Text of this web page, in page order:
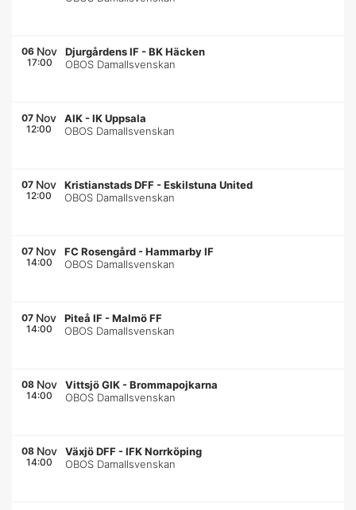
06 Nov
17:00
Djurgårdens IF -BK Häcken
OBOS Damallsvenskan
07 Nov
12:00
AIK -IK Uppsala
OBOS Damallsvenskan
07 Nov
12:00
Kristianstads DFF -Eskilstuna United
OBOS Damallsvenskan
07 Nov
14:00
FC Rosengård -Hammarby IF
OBOS Damallsvenskan
07 Nov
14:00
Piteå IF -Malmö FF
OBOS Damallsvenskan
08 Nov
14:00
Vittsjö GIK -Brommapojkarna
OBOS Damallsvenskan
08 Nov
14:00
Växjö DFF -IFK Norrköping
OBOS Damallsvenskan